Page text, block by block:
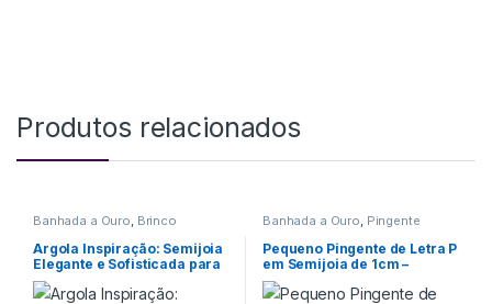
Produtos relacionados
Banhada a Ouro, Brinco
Argola Inspiração: Semijoia
Elegante e Sofisticada para
Completar seu Look
Banhada a Ouro, Pingente
Pequeno Pingente de Letra P
em Semijoia de 1cm –
Charme e Elegância
Personalizada